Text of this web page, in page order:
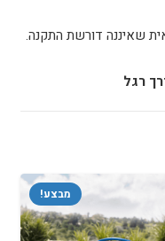
שאיננה דורשת התקנה.
רגל
מבצע!